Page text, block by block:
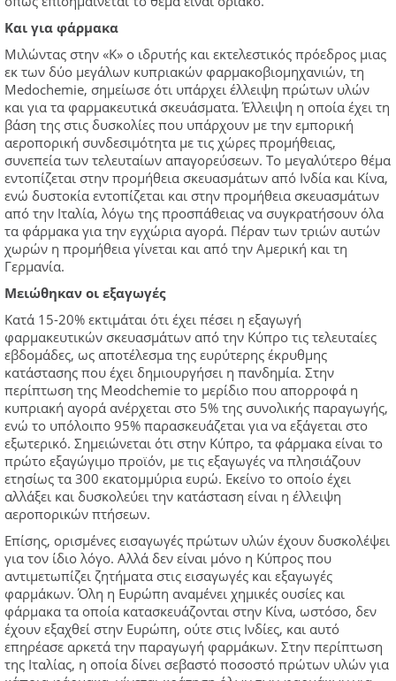
Και για φάρμακα
Μιλώντας στην «Κ» ο ιδρυτής και εκτελεστικός πρόεδρος μιας
εκ των δύο μεγάλων κυπριακών φαρμακοβιομηχανιών, τη
Medochemie, σημείωσε ότι υπάρχει έλλειψη πρώτων υλών
και για τα φαρμακευτικά σκευάσματα. Έλλειψη η οποία έχει τη
βάση της στις δυσκολίες που υπάρχουν με την εμπορική
αεροπορική συνδεσιμότητα με τις χώρες προμήθειας,
συνεπεία των τελευταίων απαγορεύσεων. Το μεγαλύτερο θέμα
εντοπίζεται στην προμήθεια σκευασμάτων από Ινδία και Κίνα,
ενώ δυστοκία εντοπίζεται και στην προμήθεια σκευασμάτων
από την Ιταλία, λόγω της προσπάθειας να συγκρατήσουν όλα
τα φάρμακα για την εγχώρια αγορά. Πέραν των τριών αυτών
χωρών η προμήθεια γίνεται και από την Αμερική και τη
Γερμανία.
Μειώθηκαν οι εξαγωγές
Κατά 15-20% εκτιμάται ότι έχει πέσει η εξαγωγή
φαρμακευτικών σκευασμάτων από την Κύπρο τις τελευταίες
εβδομάδες, ως αποτέλεσμα της ευρύτερης έκρυθμης
κατάστασης που έχει δημιουργήσει η πανδημία. Στην
περίπτωση της Meodchemie το μερίδιο που απορροφά η
κυπριακή αγορά ανέρχεται στο 5% της συνολικής παραγωγής,
ενώ το υπόλοιπο 95% παρασκευάζεται για να εξάγεται στο
εξωτερικό. Σημειώνεται ότι στην Κύπρο, τα φάρμακα είναι το
πρώτο εξαγώγιμο προϊόν, με τις εξαγωγές να πλησιάζουν
ετησίως τα 300 εκατομμύρια ευρώ. Εκείνο το οποίο έχει
αλλάξει και δυσκολεύει την κατάσταση είναι η έλλειψη
αεροπορικών πτήσεων.
Επίσης, ορισμένες εισαγωγές πρώτων υλών έχουν δυσκολέψει
για τον ίδιο λόγο. Αλλά δεν είναι μόνο η Κύπρος που
αντιμετωπίζει ζητήματα στις εισαγωγές και εξαγωγές
φαρμάκων. Όλη η Ευρώπη αναμένει χημικές ουσίες και
φάρμακα τα οποία κατασκευάζονται στην Κίνα, ωστόσο, δεν
έχουν εξαχθεί στην Ευρώπη, ούτε στις Ινδίες, και αυτό
επηρέασε αρκετά την παραγωγή φαρμάκων. Στην περίπτωση
της Ιταλίας, η οποία δίνει σεβαστό ποσοστό πρώτων υλών για